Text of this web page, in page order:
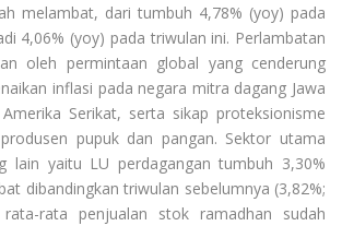
melambat, dari tumbuh 4,78% (yoy) pada
4,06% (yoy) pada triwulan ini. Perlambatan
oleh permintaan global yang cenderung
inflasi pada negara mitra dagang Jawa
Serikat, serta sikap proteksionisme
pupuk dan pangan. Sektor utama
lain yaitu LU perdagangan tumbuh 3,30%
dibandingkan triwulan sebelumnya (3,82%;
rata penjualan stok ramadhan sudah